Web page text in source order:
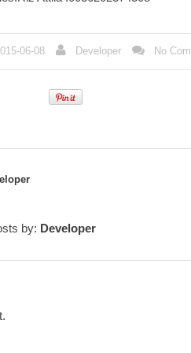
06-08 Developer No
by: Developer